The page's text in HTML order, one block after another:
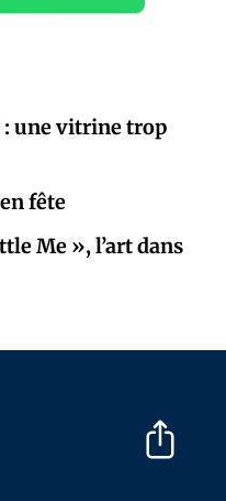
: une vitrine trop
fête
Me », l’art dans